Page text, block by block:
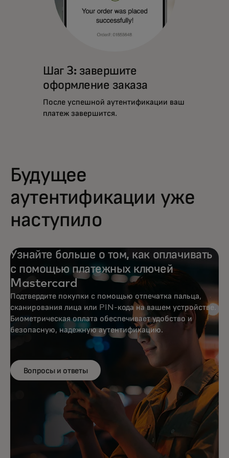
Шаг 3: завершите
оформление заказа
После успешной аутентификации ваш
платеж завершится.
Будущее
аутентификации уже
наступило
Узнайте больше о том, как оплачивать
с помощью платежных ключей
Mastercard
Подтвердите покупки с помощью отпечатка пальца,
сканирования лица или PIN-кода на вашем устройстве.
Биометрическая оплата обеспечивает удобство и
безопасную, надежную аутентификацию.
Вопросы и ответы